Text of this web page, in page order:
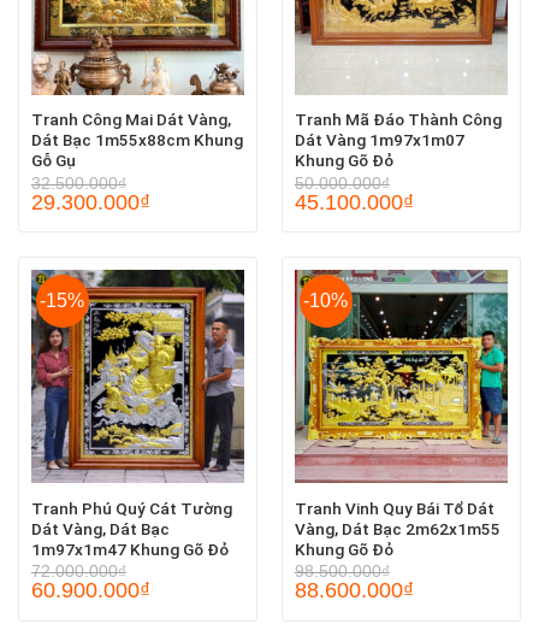
Tranh Công Mai Dát Vàng,
Dát Bạc 1m55x88cm Khung
Gỗ Gụ
32.500.000₫
29.300.000₫
Tranh Mã Đáo Thành Công
Dát Vàng 1m97x1m07
Khung Gõ Đỏ
50.000.000₫
45.100.000₫
-15%
Tranh Phú Quý Cát Tường
Dát Vàng, Dát Bạc
1m97x1m47 Khung Gõ Đỏ
72.000.000₫
60.900.000₫
-10%
Tranh Vinh Quy Bái Tổ Dát
Vàng, Dát Bạc 2m62x1m55
Khung Gõ Đỏ
98.500.000₫
88.600.000₫